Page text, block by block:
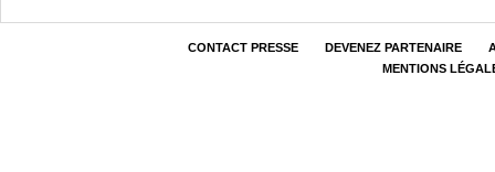
CONTACT PRESSE DEVENEZ PARTENAIRE
MENTIONS